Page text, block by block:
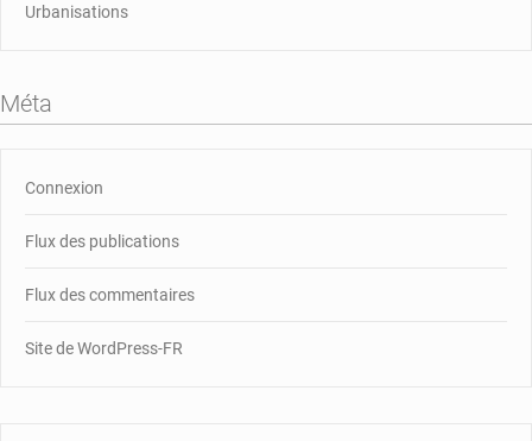
Urbanisations
Méta
Connexion
Flux des publications
Flux des commentaires
Site de WordPress-FR